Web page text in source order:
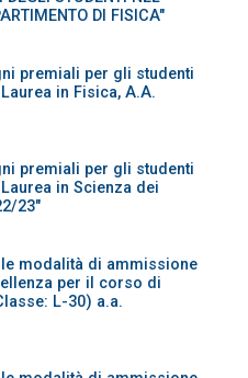
DI FISICA"
premiali per gli studenti
in Fisica, A.A.
premiali per gli studenti
in Scienza dei
23"
modalità di ammissione
per il corso di
L-30) a.a.